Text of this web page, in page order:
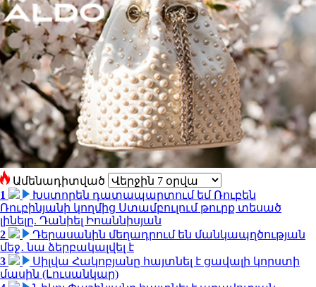
Ամենադիտված
1
Խստորեն դատապարտում եմ Ռուբեն
Ռուբինյանի կողմից Ստամբուլում թուրք տեսած
լինելը. Դանիել Իոաննիսյան
2
Դերասանին մեղադրում են մանկապղծության
մեջ․ նա ձերբակալվել է
3
Սիլվա Հակոբյանը հայտնել է ցավալի կորստի
մասին (Լուսանկար)